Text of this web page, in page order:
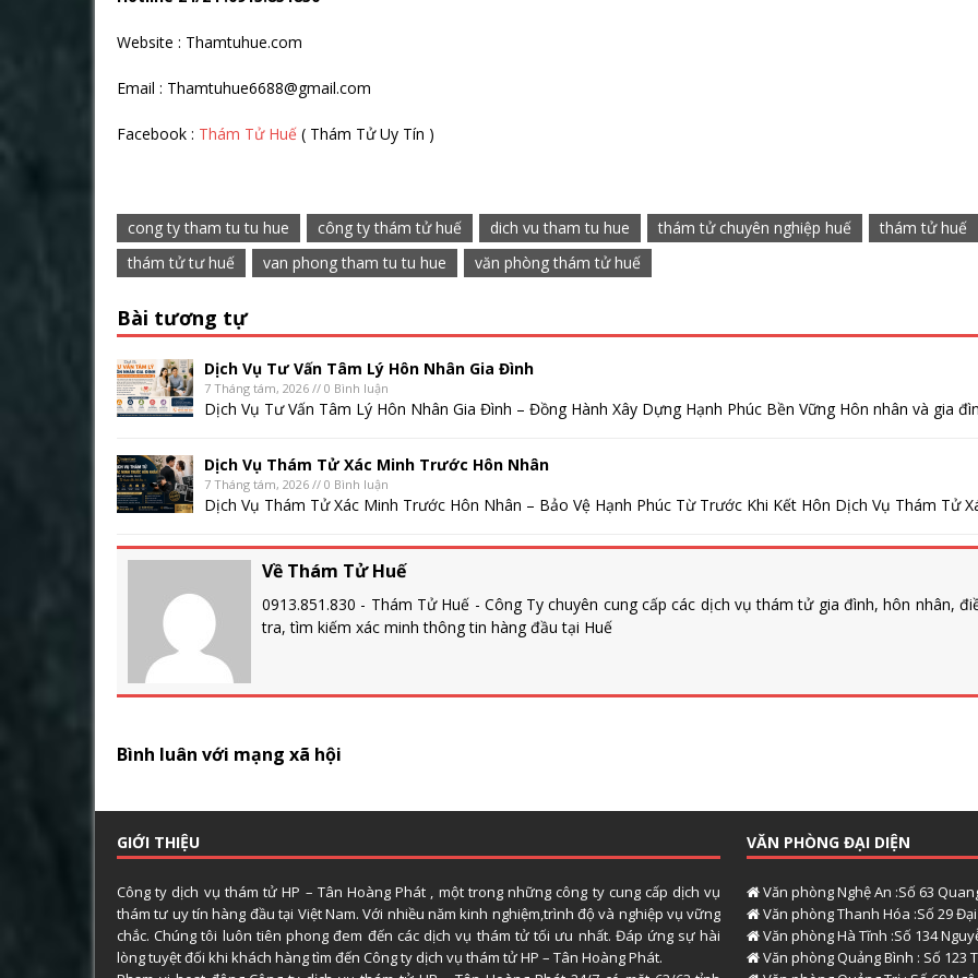
Website : Thamtuhue.com
Email : Thamtuhue6688@gmail.com
Facebook : Thám Tử Huế ( Thám Tử Uy Tín )
cong ty tham tu tu hue công ty thám tử huế dich vu tham tu hue thám tử chuyên nghiệp huế
thám tử huế
thám tử tư huế
van phong tham tu tu hue văn phòng thám tử huế
Bài tương tự
Dịch Vụ Tư Vấn Tâm Lý Hôn Nhân Gia Đình
7 Tháng tám, 2026 // 0 Bình luận
Dịch Vụ Tư Vấn Tâm Lý Hôn Nhân Gia Đình – Đồng Hành Xây Dựng Hạnh Phúc Bền Vững Hôn nhân và gia
Dịch Vụ Thám Tử Xác Minh Trước Hôn Nhân
7 Tháng tám, 2026 // 0 Bình luận
Dịch Vụ Thám Tử Xác Minh Trước Hôn Nhân – Bảo Vệ Hạnh Phúc Từ Trước Khi Kết Hôn Dịch Vụ Thám Tử
Về Thám Tử Huế
0913.851.830 - Thám Tử Huế - Công Ty chuyên cung cấp các dịch vụ thám tử gia đình, hôn nhân,
tra, tìm kiếm xác minh thông tin hàng đầu tại Huế
Bình luân với mạng xã hội
GIỚI THIỆU
Công ty dịch vụ thám tử HP – Tân Hoàng Phát , một trong những công ty cung cấp dịch vụ
thám tư uy tín hàng đầu tại Việt Nam. Với nhiều năm kinh nghiệm,trình độ và nghiệp vụ vững
chắc. Chúng tôi luôn tiên phong đem đến các dịch vụ thám tử tối ưu nhất. Đáp ứng sự hài
lòng tuyệt đối khi khách hàng tìm đến Công ty dịch vụ thám tử HP – Tân Hoàng Phát.
VĂN PHÒNG ĐẠI DIỆN
Văn phòng Nghệ An :Số 63
Văn phòng Thanh Hóa :Số 29
Văn phòng Hà Tĩnh :Số 134
Văn phòng Quảng Bình : Số 123